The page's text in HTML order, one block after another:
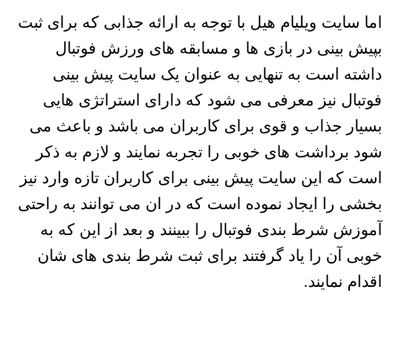
اما سایت ویلیام هیل با توجه به ارائه جذابی که برای ثبت
بپیش بینی در بازی ها و مسابقه های ورزش فوتبال
داشته است به تنهایی به عنوان یک سایت پیش بینی
فوتبال نیز معرفی می شود که دارای استراتژی هایی
بسیار جذاب و قوی برای کاربران می باشد و باعث می
شود برداشت های خوبی را تجربه نمایند و لازم به ذکر
است که این سایت پیش بینی برای کاربران تازه وارد نیز
بخشی را ایجاد نموده است که در ان می توانند به راحتی
آموزش شرط بندی فوتبال را ببینند و بعد از این که به
خوبی آن را یاد گرفتند برای ثبت شرط بندی های شان
اقدام نمایند.